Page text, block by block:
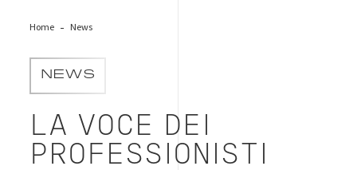
Home News
NEWS
LA VOCE DEI
PROFESSIONISTI